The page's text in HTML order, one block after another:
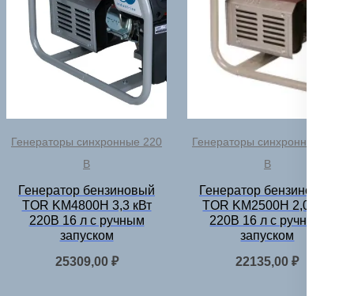
Генераторы синхронные 220
В
Генератор бензиновый
TOR KM4800H 3,3 кВт
220В 16 л с ручным
запуском
25309,00 ₽
Генераторы синхронные 220
В
Генератор бензиновый
TOR KM2500H 2,0 кВт
220В 16 л с ручным
запуском
22135,00₽